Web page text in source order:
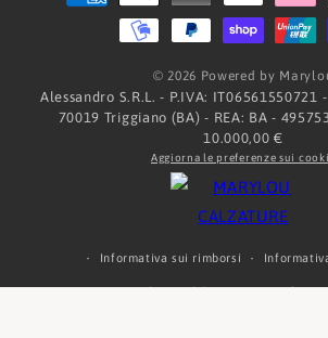
di
© 2026 Powered by
Alessandro S.R.L. - P.IVA: IT06561550721
70019 Triggiano (BA) - REA: BA -
10.000,00 €
Aggiorna le preferenze sui
Informativa sui rimborsi